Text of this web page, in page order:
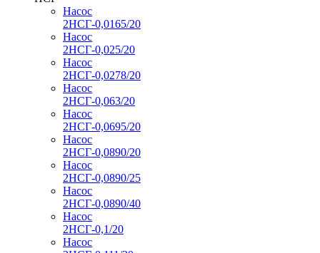
Насос
2НСГ-0,0165/20
Насос
2НСГ-0,025/20
Насос
2НСГ-0,0278/20
Насос
2НСГ-0,063/20
Насос
2НСГ-0,0695/20
Насос
2НСГ-0,0890/20
Насос
2НСГ-0,0890/25
Насос
2НСГ-0,0890/40
Насос
2НСГ-0,1/20
Насос